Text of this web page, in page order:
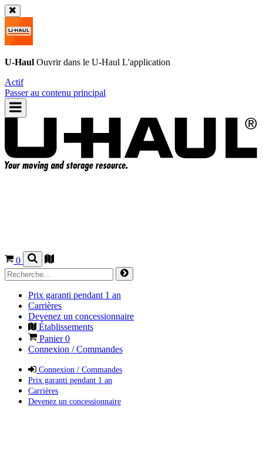
U-Haul Ouvrir dans le U-Haul L'application
Actif
Passer au contenu principal
0
Prix garanti pendant 1 an
Carrières
Devenez un concessionnaire
Établissements
Panier0
Connexion / Commandes
Connexion / Commandes
Prix garanti pendant 1 an
Carrières
Devenez un concessionnaire